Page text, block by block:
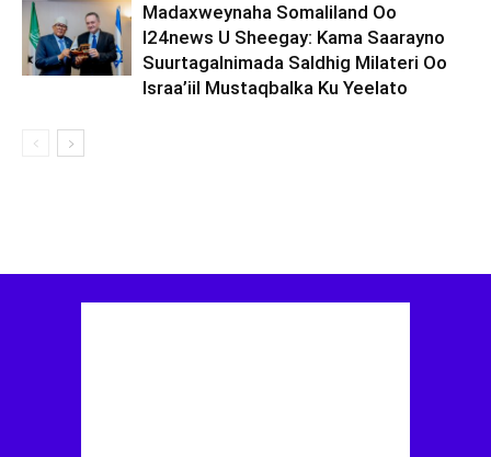
Madaxweynaha Somaliland Oo
I24news U Sheegay: Kama Saarayno
Suurtagalnimada Saldhig Milateri Oo
Israa’iil Mustaqbalka Ku Yeelato